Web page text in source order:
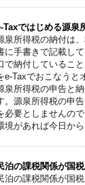
Taxではじめる源泉
泉所得税の納付は
に手書きで記載し
で納付しているこ
e-Taxでおこなうと
泉所得税の申告と
。源泉所得税の申
必要としませんの
境があれば今日から
泊の課税関係が国
泊の課税関係が国